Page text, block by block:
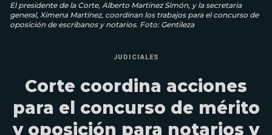
El presidente de la Corte, Alberto Martínez Simón, y la secretaria
general, Ximena Martínez, coordinan los trabajos para el concurso de
oposición de escribanos y notarios. Foto: Gentileza
JUDICIALES
Corte coordina acciones
para el concurso de mérito
y oposición para notarios y